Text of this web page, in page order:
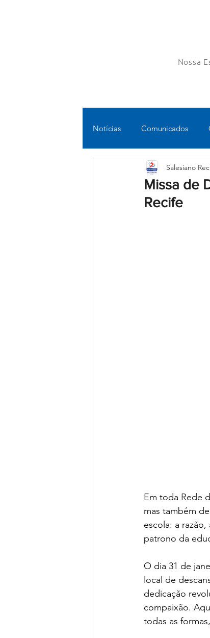
Nossa
Notícias Comunicados
Fundamental II Ensino
Educomunicação
Missa de
Recife
Salesiano
Em toda Rede
mas também
escola: a razão,
patrono da
O dia 31 de
local de
dedicação
compaixão.
todas as